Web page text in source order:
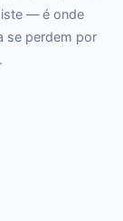
— é onde
se perdem por